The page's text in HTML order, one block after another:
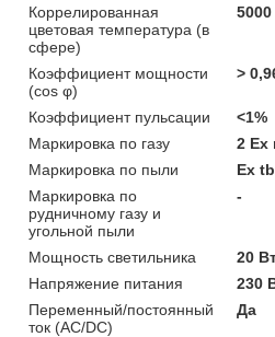
Коррелированная
цветовая температура (в
сфере)
5000
Коэффициент мощности
(cos φ)
>
Коэффициент пульсации
<1%
Маркировка по газу
2 Ex
Маркировка по пыли
Ex
Маркировка по
рудничному газу и
угольной пыли
-
Мощность светильника
20
Напряжение питания
230
Переменный/постоянный
ток (AC/DC)
Да